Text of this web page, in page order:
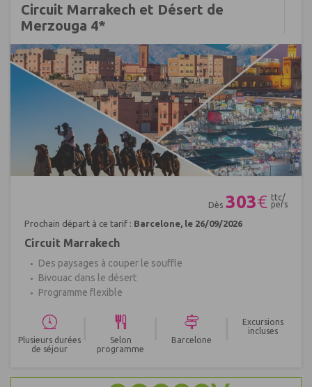
Circuit Marrakech et Désert de
Merzouga 4*
Dès 303€ ttc/
pers
Prochain départ à ce tarif : Barcelone, le 26/09/2026
Circuit Marrakech
Des paysages à couper le souffle
Bivouac dans le désert
Programme flexible
Plusieurs durées
de séjour
Selon
programme
Barcelone
Excursions
incluses